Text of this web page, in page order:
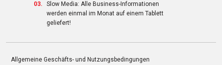
Slow Media: Alle Business-Informationen
werden einmal im Monat auf einem Tablett
geliefert!
Allgemeine Geschäfts- und Nutzungsbedingungen